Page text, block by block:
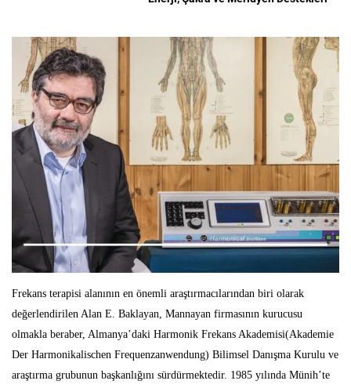
Frekans terapisi alanının en önemli araştırmacılarından biri olarak
değerlendirilen Alan E. Baklayan, Mannayan firmasının kurucusu
olmakla beraber, Almanya’daki Harmonik Frekans Akademisi(Akademie
Der Harmonikalischen Frequenzanwendung) Bilimsel Danışma Kurulu ve
araştırma grubunun başkanlığını sürdürmektedir. 1985 yılında Münih’te